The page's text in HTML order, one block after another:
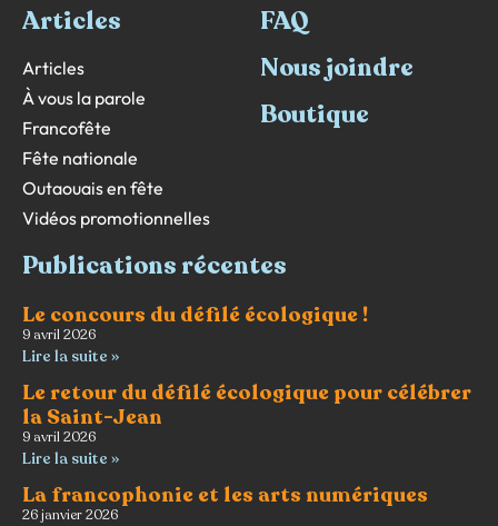
Articles
Articles
À vous la parole
Francofête
Fête nationale
Outaouais en fête
Vidéos promotionnelles
FAQ
Nous joindre
Boutique
Publications récentes
Le concours du défilé écologique !
9 avril 2026
Lire la suite »
Le retour du défilé écologique pour célébrer
la Saint-Jean
9 avril 2026
Lire la suite »
La francophonie et les arts numériques
26 janvier 2026